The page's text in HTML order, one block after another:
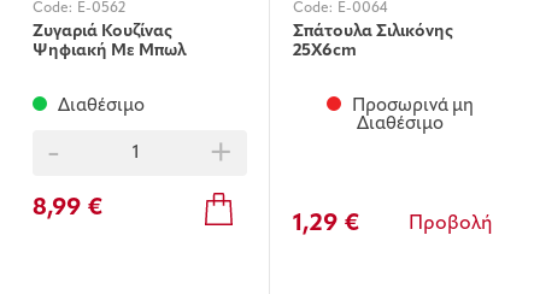
Code: E-0562
Ζυγαριά Κουζίνας
Ψηφιακή Με Μπωλ
Διαθέσιμο
- +
8,99 €
Code: E-0064
Σπάτουλα Σιλικόνης
25X6cm
Προσωρινά μη
Διαθέσιμο
1,29 € Προβολή